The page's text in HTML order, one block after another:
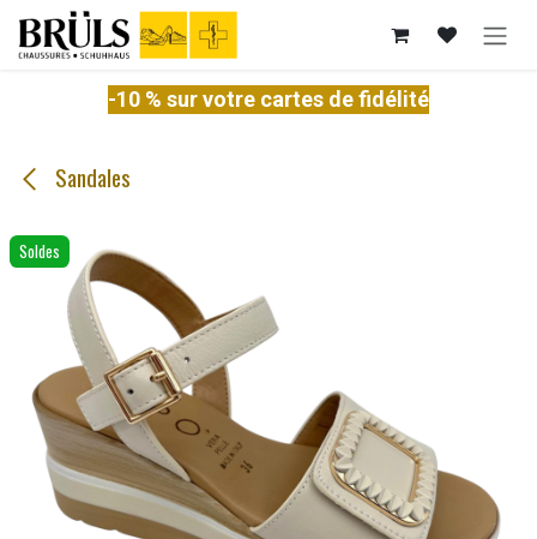
Se rendre au contenu
-10 % sur votre cartes de fidélité
Sandales
Soldes